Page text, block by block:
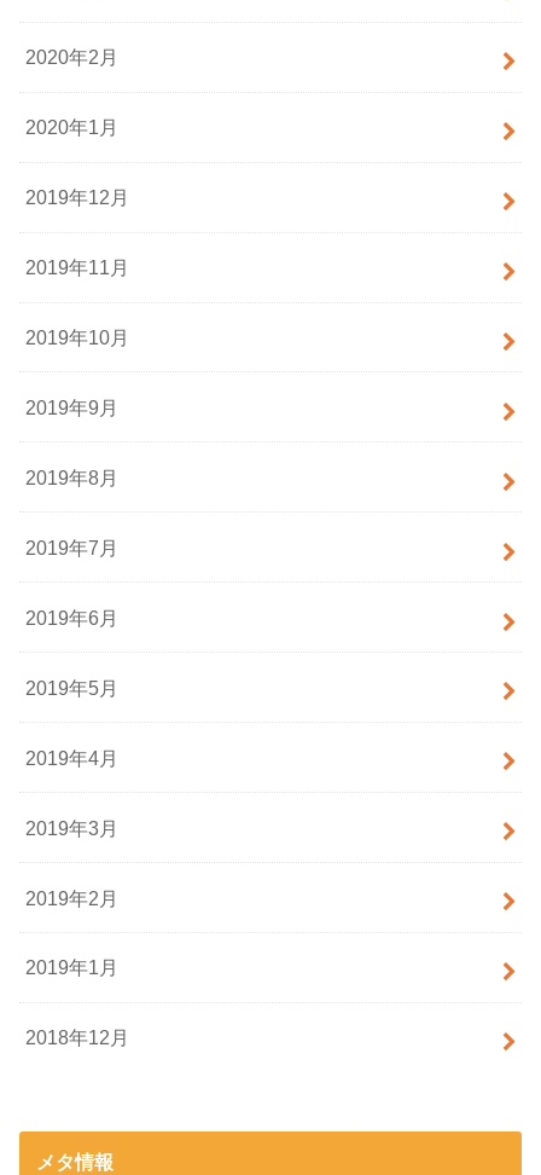
2020年2月
2020年1月
2019年12月
2019年11月
2019年10月
2019年9月
2019年8月
2019年7月
2019年6月
2019年5月
2019年4月
2019年3月
2019年2月
2019年1月
2018年12月
メタ情報